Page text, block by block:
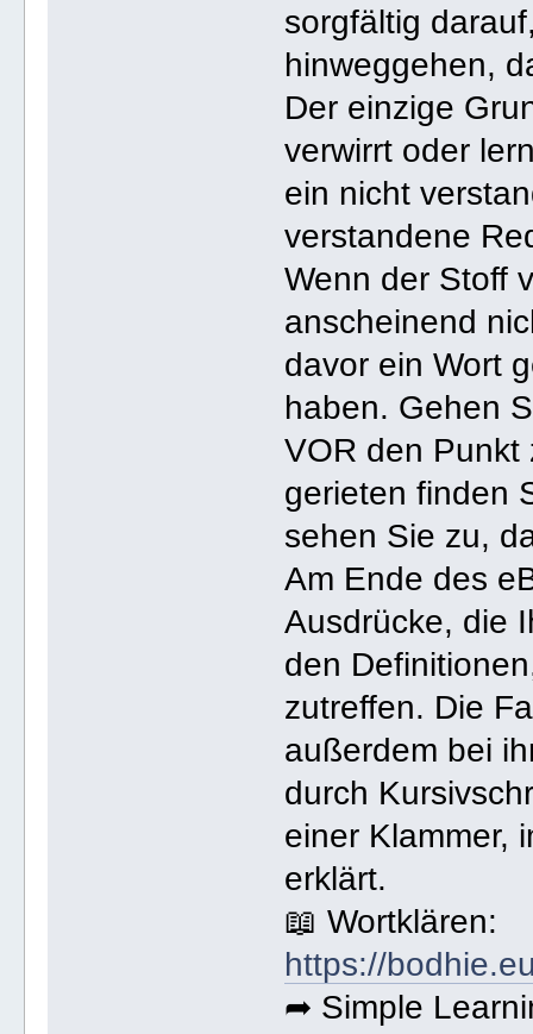
sorgfältig
hinweggehen,
Der einzige
verwirrt oder
ein nicht
verstandene
Wenn der Stoff
anscheinend
davor ein Wort
haben. Gehen
VOR den Punkt
gerieten finden
sehen Sie zu,
Am Ende des
Ausdrücke, die
den
zutreffen. Die
außerdem bei
durch
einer Klammer,
erklärt.
📖 Wortklären:
https://
➦ Simple